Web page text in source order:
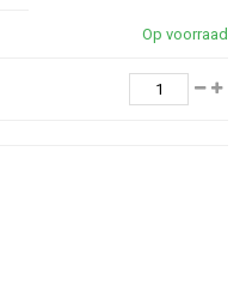
Op voorraad